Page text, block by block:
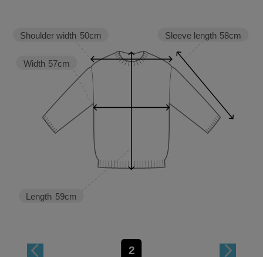
Sleeve length 58cm
Length 59cm
Width 57cm
Shoulder width 50cm
2